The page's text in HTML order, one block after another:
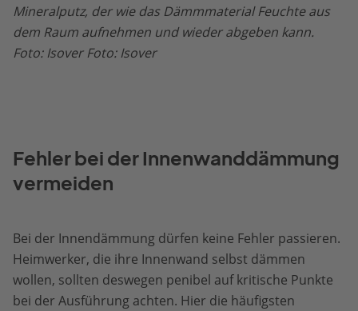
Mineralputz, der wie das Dämmmaterial Feuchte aus
dem Raum aufnehmen und wieder abgeben kann.
Foto: Isover Foto: Isover
Fehler bei der Innenwanddämmung
vermeiden
Bei der Innendämmung dürfen keine Fehler passieren.
Heimwerker, die ihre Innenwand selbst dämmen
wollen, sollten deswegen penibel auf kritische Punkte
bei der Ausführung achten. Hier die häufigsten